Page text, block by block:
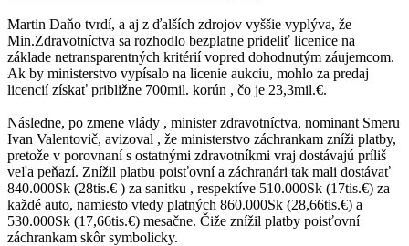
Martin Daňo tvrdí, a aj z ďalších zdrojov vyššie vyplýva, že
Min.Zdravotníctva sa rozhodlo bezplatne prideliť licenice na
základe netransparentných kritérií vopred dohodnutým záujemcom.
Ak by ministerstvo vypísalo na licenie aukciu, mohlo za predaj
licencií získať približne 700mil. korún , čo je 23,3mil.€.
Následne, po zmene vlády , minister zdravotníctva, nominant Smeru
Ivan Valentovič, avizoval , že ministerstvo záchrankam zníži platby,
pretože v porovnaní s ostatnými zdravotníkmi vraj dostávajú príliš
veľa peňazí. Znížil platbu poisťovní a záchranári tak mali dostávať
840.000Sk (28tis.€ ) za sanitku , respektíve 510.000Sk (17tis.€) za
každé auto, namiesto vtedy platných 860.000Sk (28,66tis.€) a
530.000Sk (17,66tis.€) mesačne. Čiže znížil platby poisťovní
záchrankam skôr symbolicky.